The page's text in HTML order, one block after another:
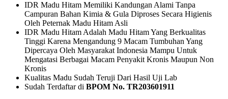
IDR Madu Hitam Memiliki Kandungan Alami Tanpa
Campuran Bahan Kimia & Gula Diproses Secara Higienis
Oleh Peternak Madu Hitam Asli
IDR Madu Hitam Adalah Madu Hitam Yang Berkualitas
Tinggi Karena Mengandung 9 Macam Tumbuhan Yang
Dipercaya Oleh Masyarakat Indonesia Mampu Untuk
Mengatasi Berbagai Macam Penyakit Kronis Maupun Non
Kronis
Kualitas Madu Sudah Teruji Dari Hasil Uji Lab
Sudah Terdaftar di BPOM No. TR203601911